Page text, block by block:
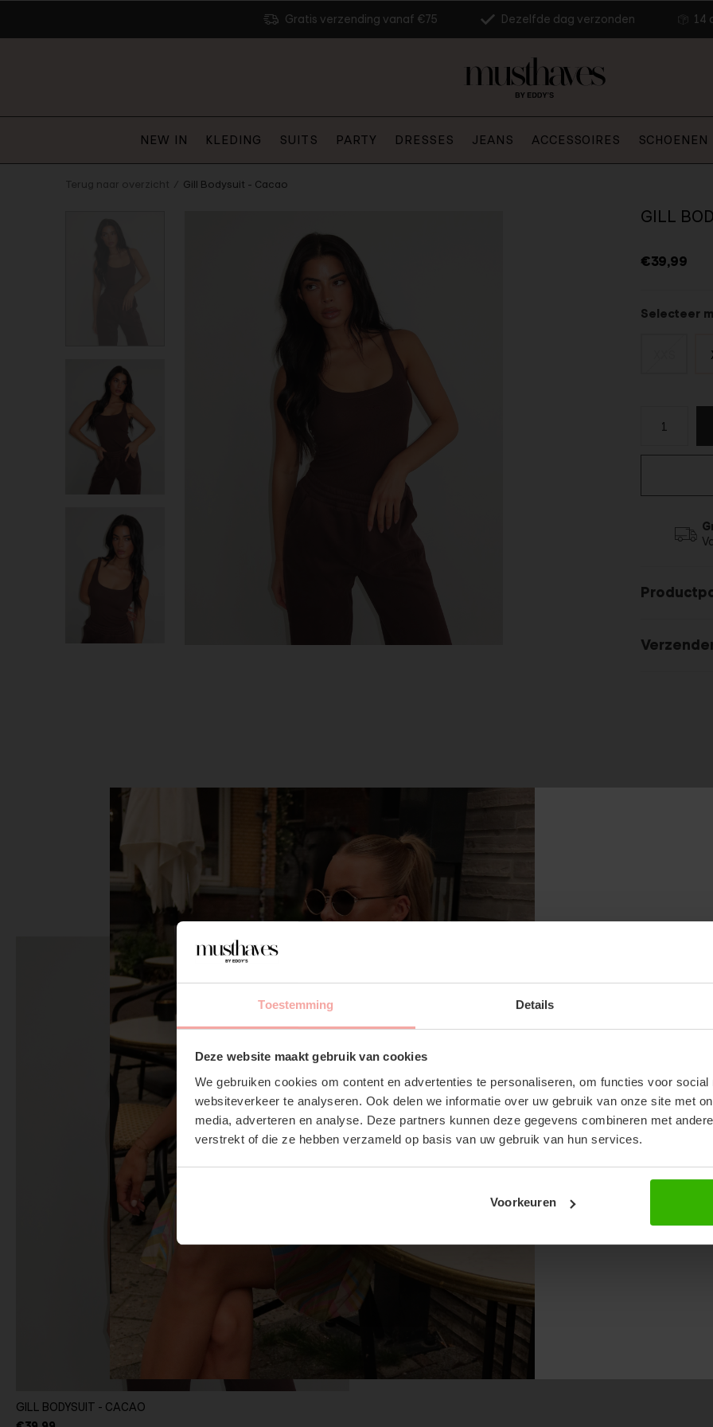
Toestemming Details
Deze website maakt gebruik van cookies
We gebruiken cookies om content en advertenties te personaliseren, om functies voor social
websiteverkeer te analyseren. Ook delen we informatie over uw gebruik van onze site met
media, adverteren en analyse. Deze partners kunnen deze gegevens combineren met
verstrekt of die ze hebben verzameld op basis van uw gebruik van hun services.
Voorkeuren
SUBSCRIBE
NEW IN KLEDING SUITS PARTY DRESSES JEANS ACCESSOIRES SCHOENEN
Gratis verzending vanaf €75 Dezelfde dag verzonden 14
Terug naar overzicht Gill Bodysuit - Cacao
GILL
€39,99
Selecteer
GILL BODYSUIT - CACAO